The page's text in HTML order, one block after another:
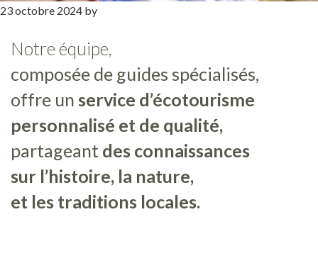
23 octobre 2024 by
Notre équipe,
composée de guides spécialisés,
offre un service d’écotourisme
personnalisé et de qualité,
partageant des connaissances
sur l’histoire, la nature,
et les traditions locales.